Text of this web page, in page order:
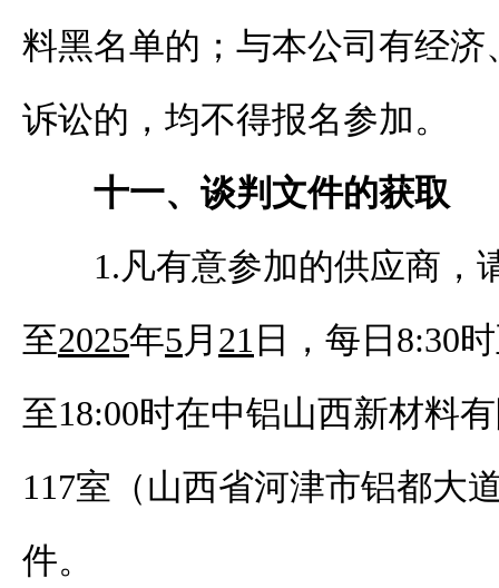
料黑名单的；与本公司有经
诉讼的，均不得报名参加。
十一、谈判文件的获取
1.凡有意参加的供应商，
至2025年5月 21 日， 每日 8:30
至18:00时在中铝山西新材料
117室（山西省河津市铝都大
件。